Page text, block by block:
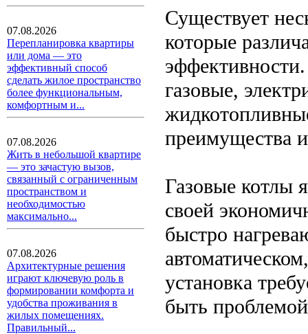
07.08.2026
Перепланировка квартиры
или дома — это
эффективный способ
сделать жилое пространство
более функциональным,
комфортным и...
07.08.2026
Жить в небольшой квартире
— это зачастую вызов,
связанный с ограниченным
пространством и
необходимостью
максимально...
07.08.2026
Архитектурные решения
играют ключевую роль в
формировании комфорта и
удобства проживания в
жилых помещениях.
Правильный...
Существует
которые
газовые,
преимущества
Газовые котлы
своей
быстро
установка
быть